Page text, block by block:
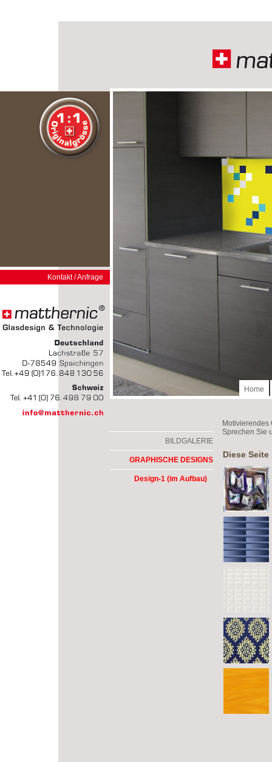
Home
BILDGALERIE
GRAPHISCHE DESIGNS
Design-1 (im Aufbau)
Motivierendes
Sprechen Sie
Diese
Kontakt / Anfrage